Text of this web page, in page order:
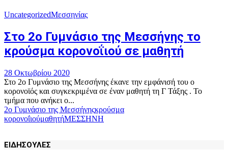
UncategorizedΜεσσηνίας
Στο 2ο Γυμνάσιο της Μεσσήνης το
κρούσμα κορονοΐιού σε μαθητή
28 Οκτωβρίου 2020
Στο 2ο Γυμνάσιο της Μεσσήνης έκανε την εμφάνισή του ο
κορονοϊός και συγκεκριμένα σε έναν μαθητή τη Γ Τάξης . Το
τμήμα που ανήκει ο...
2ο Γυμνάσιο της Μεσσήνηςκρούσμα
κορονοΐιούμαθητήΜΕΣΣΗΝΗ
ΕΙΔΗΣΟΥΛΕΣ